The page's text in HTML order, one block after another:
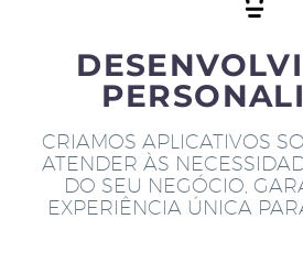
CRIAMOS APLICATIVOS
ATENDER ÀS
DO SEU NEGÓCIO,
EXPERIÊNCIA ÚNICA